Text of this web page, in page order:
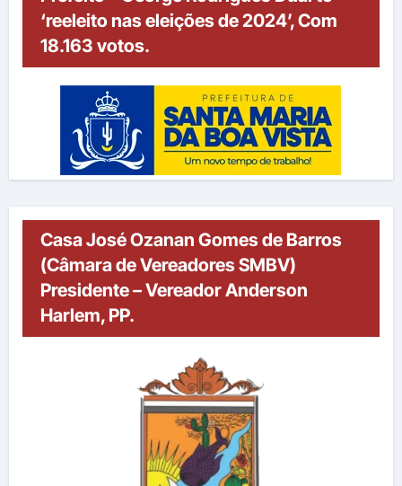
‘reeleito nas eleições de 2024’, Com
18.163 votos.
Casa José Ozanan Gomes de Barros
(Câmara de Vereadores SMBV)
Presidente – Vereador Anderson
Harlem, PP.